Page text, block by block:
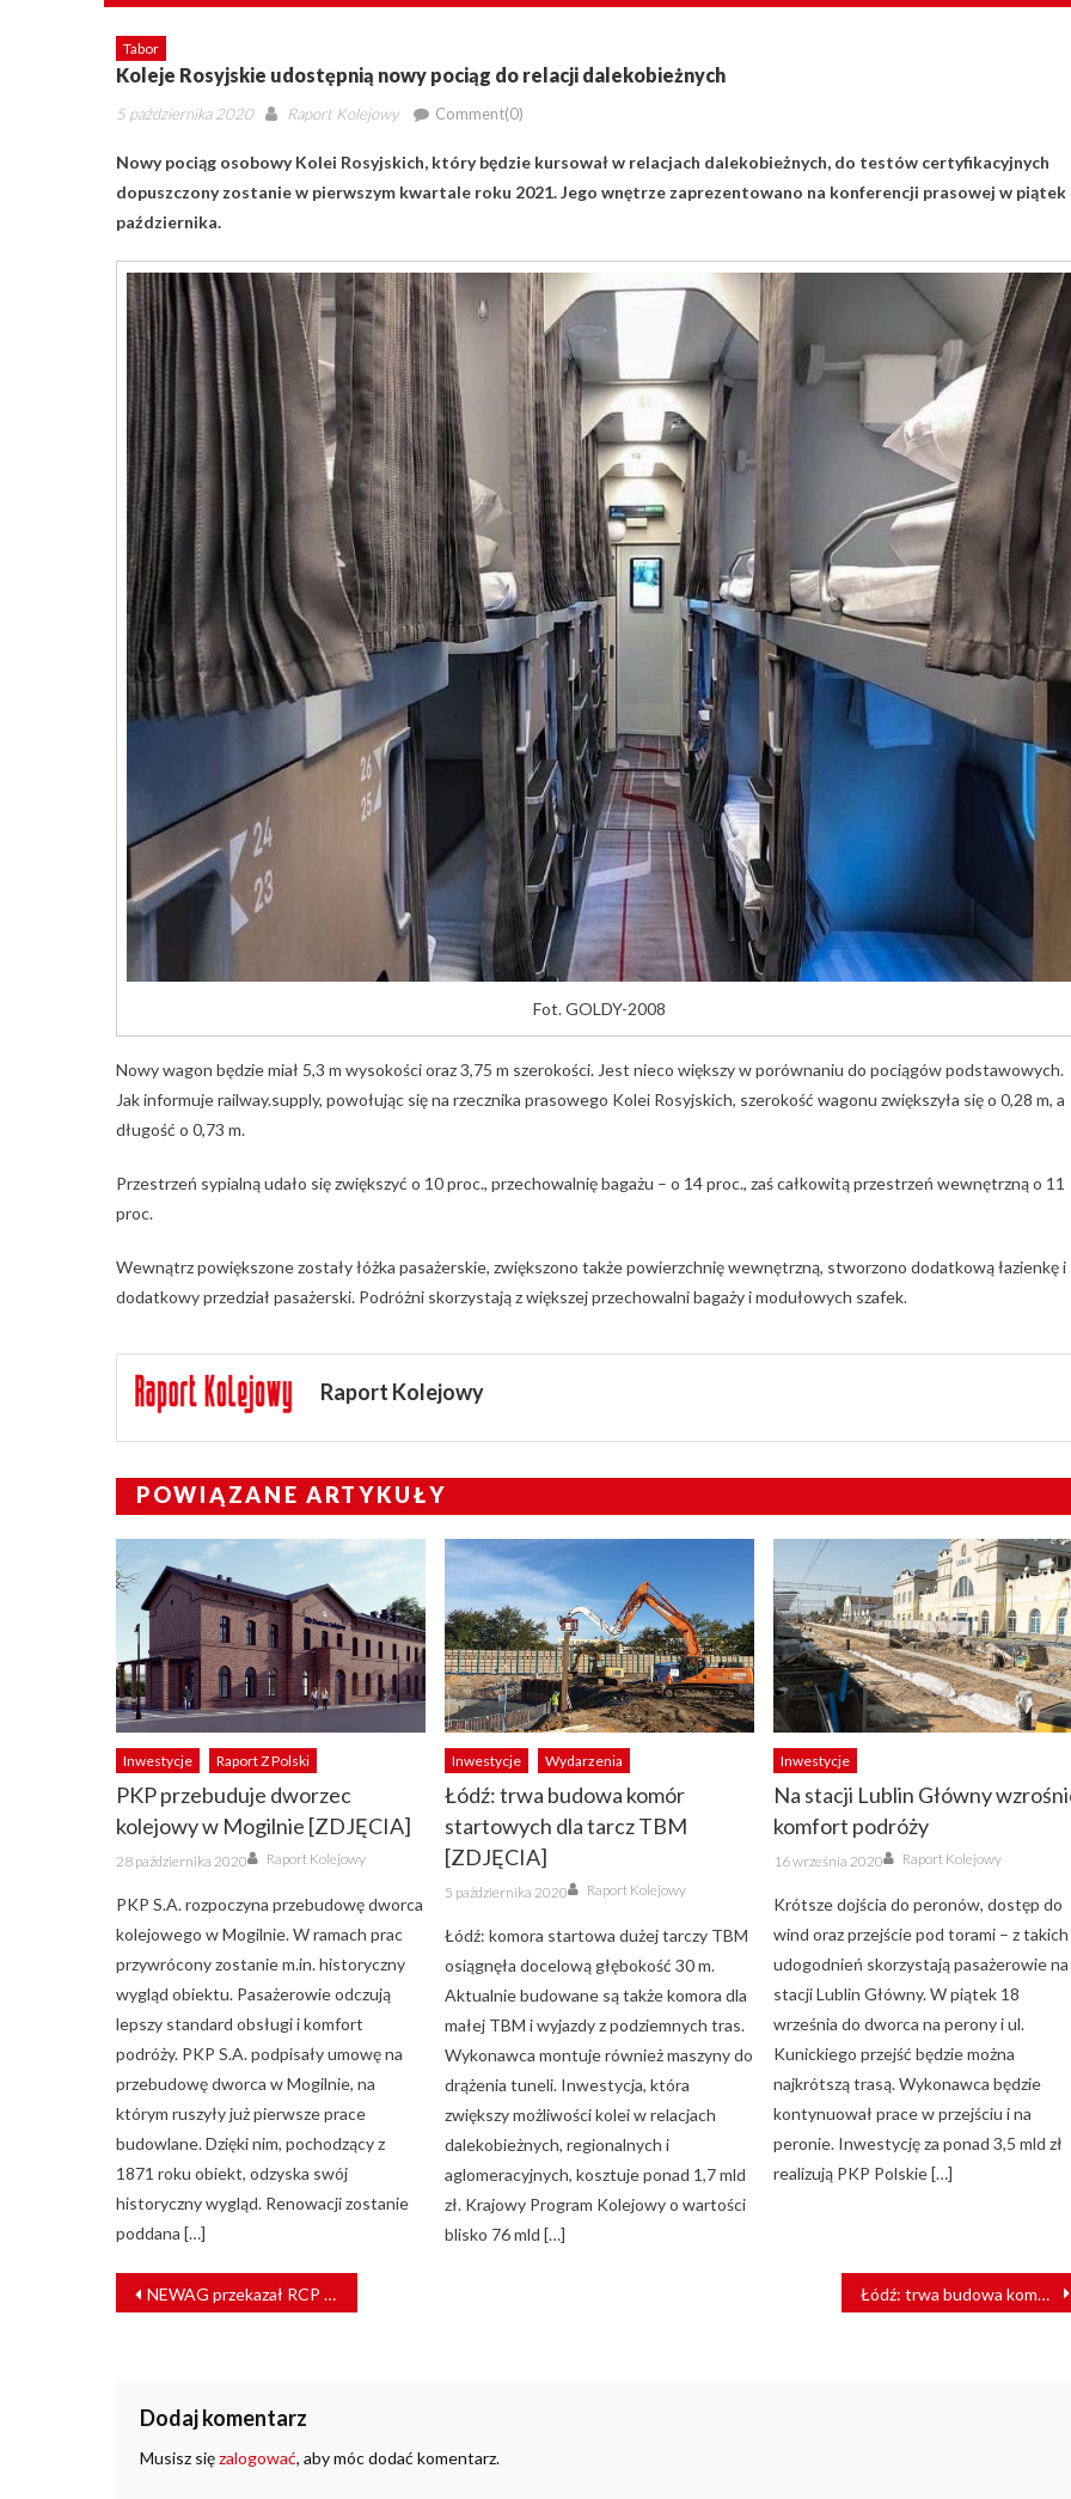
Tabor
Koleje Rosyjskie udostępnią nowy pociąg do relacji dalekobieżnych
Posted
5 października 2020 Author
Raport Kolejowy Comment(0)
Nowy pociąg osobowy Kolei Rosyjskich, który będzie kursował w relacjach dalekobieżnych, do testów certyfikacyjnych
dopuszczony zostanie w pierwszym kwartale roku 2021. Jego wnętrze zaprezentowano na konferencji prasowej w piątek
października.
Fot. GOLDY-2008
Nowy wagon będzie miał 5,3 m wysokości oraz 3,75 m szerokości. Jest nieco większy w porównaniu do pociągów podstawowych.
Jak informuje railway.supply, powołując się na rzecznika prasowego Kolei Rosyjskich, szerokość wagonu zwiększyła się o 0,28 m, a
długość o 0,73 m.
Przestrzeń sypialną udało się zwiększyć o 10 proc., przechowalnię bagażu – o 14 proc., zaś całkowitą przestrzeń wewnętrzną o 11
proc.
Wewnątrz powiększone zostały łóżka pasażerskie, zwiększono także powierzchnię wewnętrzną, stworzono dodatkową łazienkę i
dodatkowy przedział pasażerski. Podróżni skorzystają z większej przechowalni bagaży i modułowych szafek.
Raport Kolejowy
POWIĄZANE ARTYKUŁY
Inwestycje Raport Z Polski
PKP przebuduje dworzec
kolejowy w Mogilnie [ZDJĘCIA]
Posted
on
28 października 2020 Author
Raport Kolejowy
PKP S.A. rozpoczyna przebudowę dworca
kolejowego w Mogilnie. W ramach prac
przywrócony zostanie m.in. historyczny
wygląd obiektu. Pasażerowie odczują
lepszy standard obsługi i komfort
podróży. PKP S.A. podpisały umowę na
przebudowę dworca w Mogilnie, na
którym ruszyły już pierwsze prace
budowlane. Dzięki nim, pochodzący z
1871 roku obiekt, odzyska swój
historyczny wygląd. Renowacji zostanie
poddana […]
Inwestycje Wydarzenia
Łódź: trwa budowa komór
startowych dla tarcz TBM
[ZDJĘCIA]
Posted
on
5 października 2020 Author
Raport Kolejowy
Łódź: komora startowa dużej tarczy TBM
osiągnęła docelową głębokość 30 m.
Aktualnie budowane są także komora dla
małej TBM i wyjazdy z podziemnych tras.
Wykonawca montuje również maszyny do
drążenia tuneli. Inwestycja, która
zwiększy możliwości kolei w relacjach
dalekobieżnych, regionalnych i
aglomeracyjnych, kosztuje ponad 1,7 mld
zł. Krajowy Program Kolejowy o wartości
blisko 76 mld […]
Inwestycje
Na stacji Lublin Główny
komfort podróży
Posted
on
16 września 2020 Author
Raport Kolejowy
Krótsze dojścia do peronów, dostęp do
wind oraz przejście pod torami – z takich
udogodnień skorzystają pasażerowie na
stacji Lublin Główny. W piątek 18
września do dworca na perony i ul.
Kunickiego przejść będzie można
najkrótszą trasą. Wykonawca będzie
kontynuował prace w przejściu i na
peronie. Inwestycję za ponad 3,5 mld zł
realizują PKP Polskie […]
NAWIGACJA
WPISU
NEWAG przekazał RCP pierwszą elektryczną lokomotywę DRAGON 2 Łódź: trwa budowa komór startowych dla tarcz TBM [ZDJĘCIA]
Dodaj komentarz
Musisz sięzalogować, aby móc dodać komentarz.